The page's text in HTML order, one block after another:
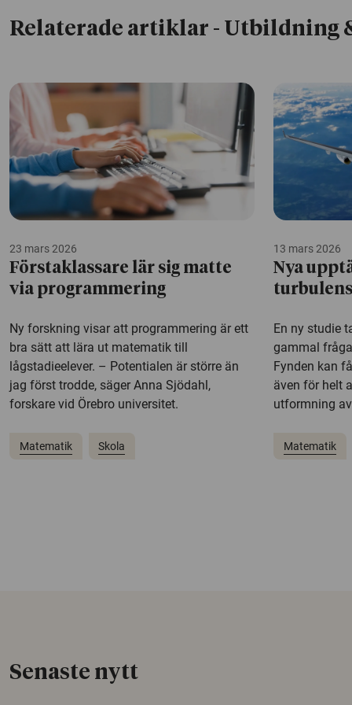
Relaterade artiklar - Utbildning
23 mars 2026
Förstaklassare lär sig matte
via programmering
Ny forskning visar att programmering är ett
bra sätt att lära ut matematik till
lågstadieelever. – Potentialen är större än
jag först trodde, säger Anna Sjödahl,
forskare vid Örebro universitet.
Matematik Skola
13 mars 2026
Nya
En ny studie
gammal
Fynden kan
även för helt
utformning
Matematik
Senaste nytt